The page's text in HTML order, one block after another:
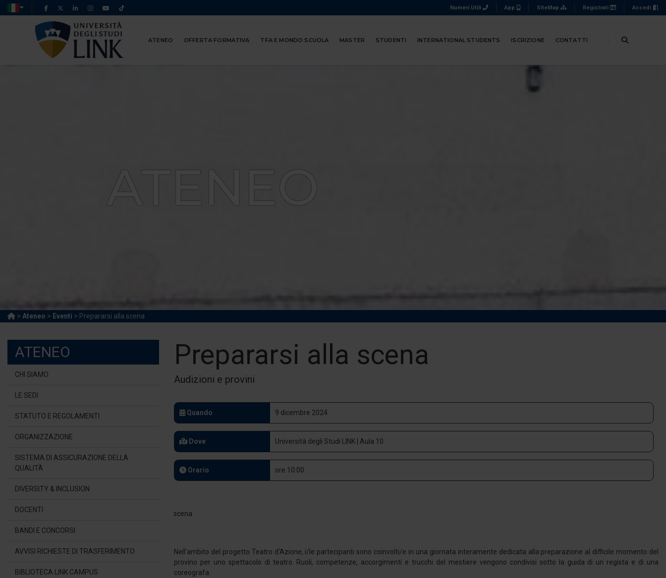
Numeri Utili App SiteMap Registrati Accedi
ATENEO OFFERTA FORMATIVA TFA E MONDO SCUOLA MASTER STUDENTI INTERNATIONAL STUDENTS ISCRIZIONE CONTATTI
ATENEO
> Ateneo > Eventi > Prepararsi alla scena
ATENEO
CHI SIAMO
LE SEDI
STATUTO E REGOLAMENTI
ORGANIZZAZIONE
SISTEMA DI ASSICURAZIONE DELLA
QUALITÀ
DIVERSITY & INCLUSION
DOCENTI
BANDI E CONCORSI
AVVISI RICHIESTE DI TRASFERIMENTO
BIBLIOTECA LINK CAMPUS
Prepararsi alla scena
Audizioni e provini
Quando 9 dicembre 2024
Dove Università degli Studi LINK | Aula 10
Orario ore 10:00
Nell'ambito del progetto Teatro d'Azione, i/le partecipanti sono coinvolti/e in una giornata interamente dedicata alla preparazione al difficile momento del
provino per uno spettacolo di teatro. Ruoli, competenze, accorgimenti e trucchi del mestiere vengono condivisi sotto la guida di un regista e di una
coreografa.